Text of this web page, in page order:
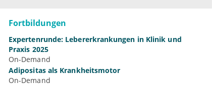
Fortbildungen
Expertenrunde: Lebererkrankungen in Klinik und
Praxis 2025
On-Demand
Adipositas als Krankheitsmotor
On-Demand